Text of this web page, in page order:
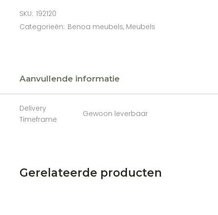
SKU: 192120
Categorieën: Benoa meubels, Meubels
Aanvullende informatie
Delivery
Timeframe
Gewoon leverbaar
Gerelateerde producten